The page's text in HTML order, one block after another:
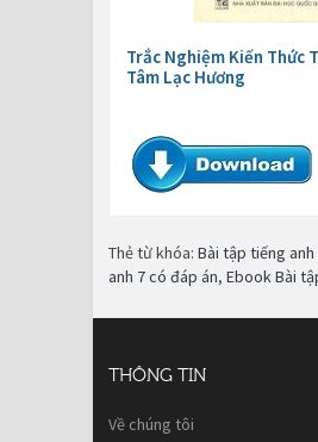
Trắc Nghiệm Kiến Thức
Tâm Lạc Hương
Thẻ từ khóa: Bài tập tiếng anh
anh 7 có đáp án, Ebook Bài
THÔNG TIN
Về chúng tôi